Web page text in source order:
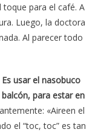
toque para el café. A
Luego, la doctora
Al parecer todo
usar el nasobuco
para estar en
«Aireen el
el “toc, toc” es tan